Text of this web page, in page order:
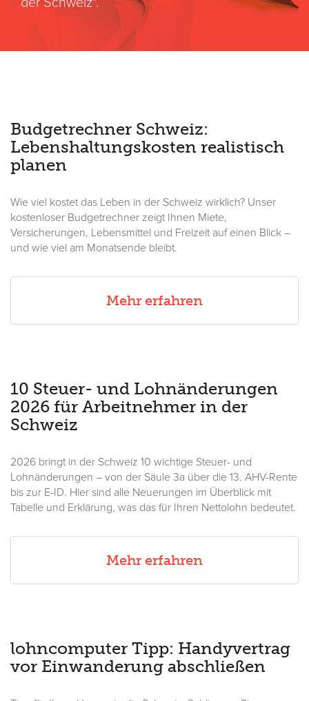
Budgetrechner Schweiz:
Lebenshaltungskosten realistisch
planen
Wie viel kostet das Leben in der Schweiz wirklich? Unser
kostenloser Budgetrechner zeigt Ihnen Miete,
Versicherungen, Lebensmittel und Freizeit auf einen Blick –
und wie viel am Monatsende bleibt.
Mehr erfahren
10 Steuer- und Lohnänderungen
2026 für Arbeitnehmer in der
Schweiz
2026 bringt in der Schweiz 10 wichtige Steuer- und
Lohnänderungen – von der Säule 3a über die 13. AHV-Rente
bis zur E-ID. Hier sind alle Neuerungen im Überblick mit
Tabelle und Erklärung, was das für Ihren Nettolohn bedeutet.
Mehr erfahren
lohncomputer Tipp: Handyvertrag
vor Einwanderung abschließen